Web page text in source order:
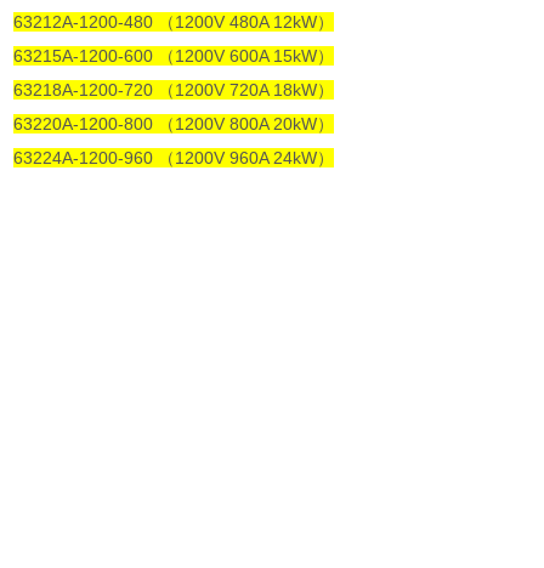
63212A-1200-480 （1200V 480A 12kW）
63215A-1200-600 （1200V 600A 15kW）
63218A-1200-720 （1200V 720A 18kW）
63220A-1200-800 （1200V 800A 20kW）
63224A-1200-960 （1200V 960A 24kW）